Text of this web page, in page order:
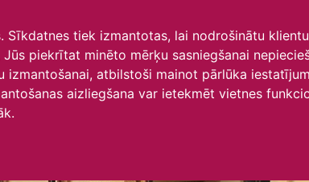
tiek izmantotas, lai nodrošinātu
piekrītat minēto mērķu sasniegšanai
atbilstoši mainot pārlūka
aizliegšana var ietekmēt vietnes